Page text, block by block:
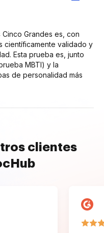
Grandes es, con
científicamente validado y
Esta prueba es, junto
MBTI) y la
de personalidad más
clientes